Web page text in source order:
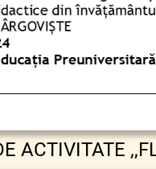
ACTIVITATE